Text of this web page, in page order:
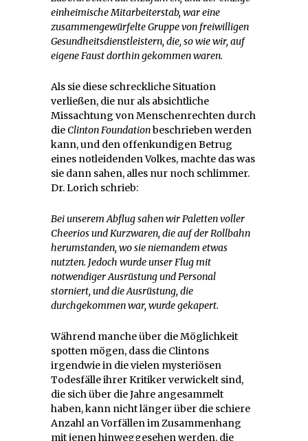
einheimische Mitarbeiterstab, war eine
zusammengewürfelte Gruppe von freiwilligen
Gesundheitsdienstleistern, die, so wie wir, auf
eigene Faust dorthin gekommen waren.
Als sie diese schreckliche Situation
verließen, die nur als absichtliche
Missachtung von Menschenrechten durch
dieClinton Foundationbeschrieben werden
kann, und den offenkundigen Betrug
eines notleidenden Volkes, machte das was
sie dann sahen, alles nur noch schlimmer.
Dr. Lorich schrieb:
Bei unserem Abflug sahen wir Paletten voller
Cheerios und Kurzwaren, die auf der Rollbahn
herumstanden, wo sie niemandem etwas
nutzten. Jedoch wurde unser Flug mit
notwendiger Ausrüstung und Personal
storniert, und die Ausrüstung, die
durchgekommen war, wurde gekapert.
Während manche über die Möglichkeit
spotten mögen, dass die Clintons
irgendwie in die vielen mysteriösen
Todesfälle ihrer Kritiker verwickelt sind,
die sich über die Jahre angesammelt
haben, kann nicht länger über die schiere
Anzahl an Vorfällen im Zusammenhang
mit jenen hinweggesehen werden, die